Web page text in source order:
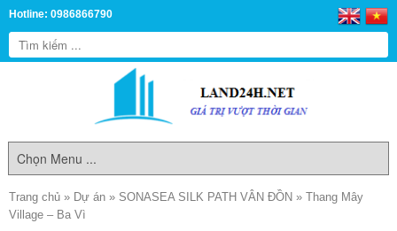
Hotline: 0986866790
Trang chủ » Dự án » SONASEA SILK PATH VÂN ĐỒN » Thang Mây
Village – Ba Vì